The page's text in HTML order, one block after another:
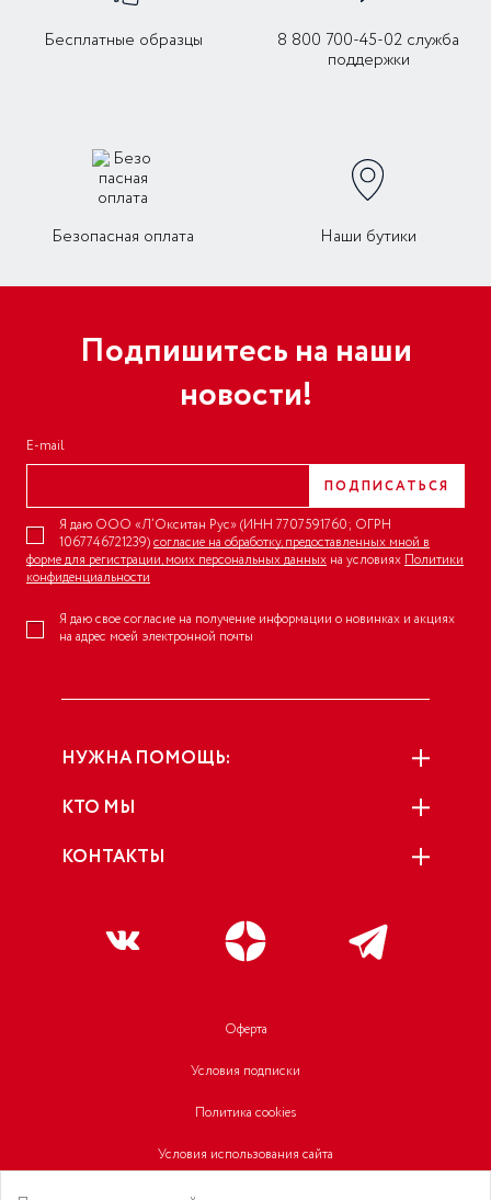
Бесплатные образцы
8 800 700-45-02 служба
поддержки
Безопасная оплата Наши бутики
Подпишитесь на наши
новости!
E-mail
ПОДПИСАТЬСЯ
Я даю ООО «Л’Окситан Рус» (ИНН 7707591760; ОГРН
1067746721239)согласие на обработку, предоставленных мной в
форме для регистрации, моих персональных данных на условиях Политики
конфиденциальности
Я даю свое согласие на получение информации о новинках и акциях
на адрес моей электронной почты
НУЖНА ПОМОЩЬ:
КТО МЫ
КОНТАКТЫ
Оферта
Условия подписки
Политика cookies
Условия использования сайта
Политика конфиденциальности